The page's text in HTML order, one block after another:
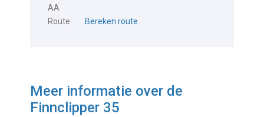
AA
Route
Bereken route
Meer informatie over de
Finnclipper 35